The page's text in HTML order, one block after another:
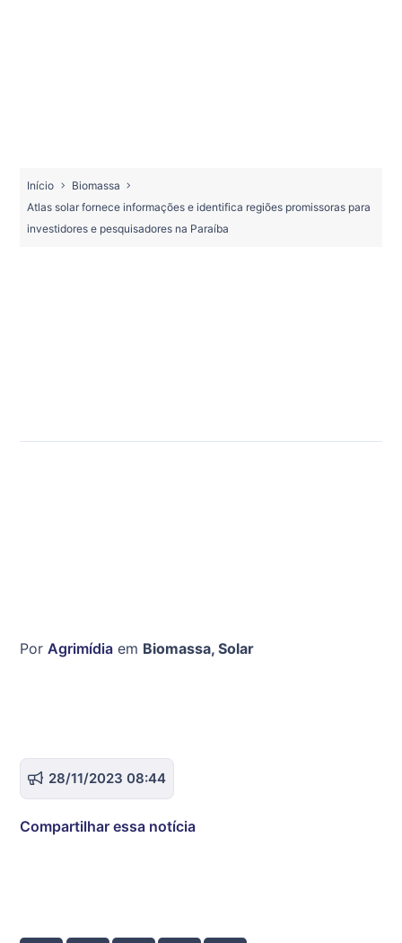
Início
Biomassa
Atlas solar fornece informações e identifica regiões promissoras para
investidores e pesquisadores na Paraíba
Por Agrimídia em Biomassa, Solar
28/11/2023 08:44
Compartilhar essa notícia